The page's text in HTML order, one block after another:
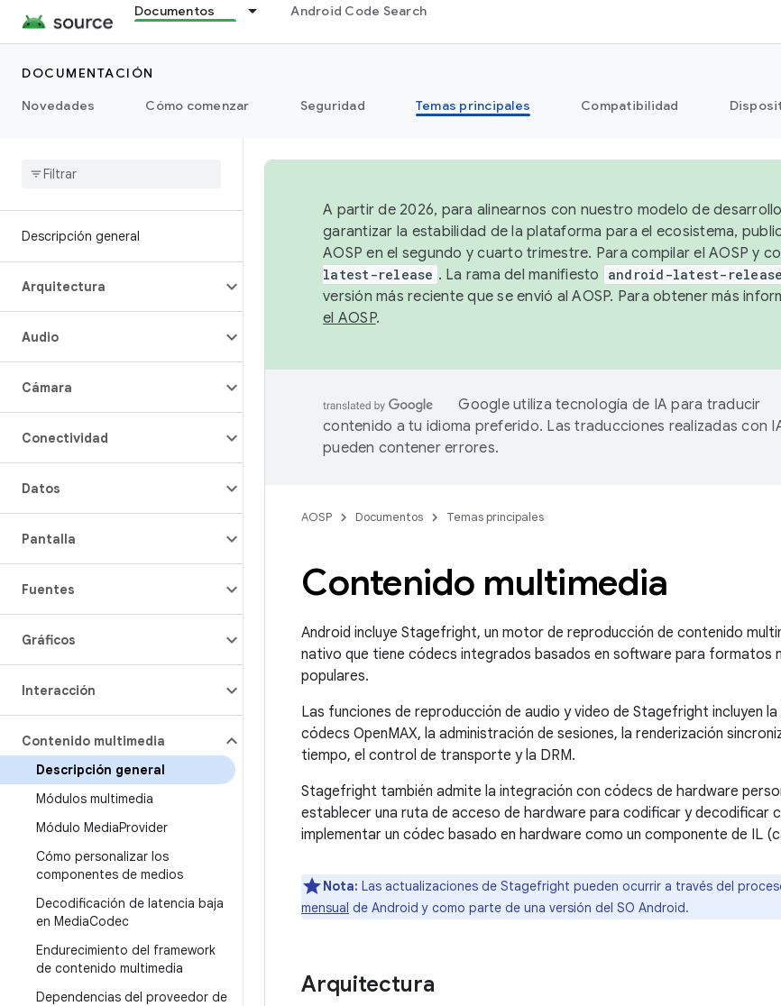
Documentos Android Code Search
DOCUMENTACIÓN
Novedades
Cómo comenzar Seguridad Temas principales Compatibilidad
Descripción general
Arquitectura
Audio
Cámara
Conectividad
Datos
Pantalla
Fuentes
Gráficos
Interacción
Contenido multimedia
Descripción general
Módulos multimedia
Módulo MediaProvider
Cómo personalizar los
componentes de medios
Decodificación de latencia baja
en MediaCodec
Endurecimiento del framework
de contenido multimedia
Dependencias del proveedor de
A partir de 2026, para alinearnos con nuestro modelo de
garantizar la estabilidad de la plataforma para el ecosistema,
AOSP en el segundo y cuarto trimestre. Para compilar el AOSP y
latest-release . La rama del manifiesto android-latest-release
versión más reciente que se envió al AOSP. Para obtener más
el AOSP.
Google utiliza tecnología de IA para traducir
contenido a tu idioma preferido. Las traducciones realizadas con
pueden contener errores.
AOSP Documentos Temas principales
Contenido multimedia
Android incluye Stagefright, un motor de reproducción de contenido
nativo que tiene códecs integrados basados en software para formatos
populares.
Las funciones de reproducción de audio y video de Stagefright incluyen
códecs OpenMAX, la administración de sesiones, la renderización
tiempo, el control de transporte y la DRM.
Stagefright también admite la integración con códecs de hardware
establecer una ruta de acceso de hardware para codificar y decodificar
implementar un códec basado en hardware como un componente de IL
Nota: Las actualizaciones de Stagefright pueden ocurrir a través del
mensual de Android y como parte de una versión del SO Android.
Arquitectura